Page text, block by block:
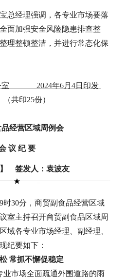
总经理强调，各专业市场要落
面加强安全风险隐患排查整
理整顿整洁，并进行常态化保
公室 2024年6月4日印发
份）
经营区域周例会
议 纪 要
】 签发人：袁波友
时30分，商贸副食品经营区域
室主持召开商贸副食品区域周
域各专业市场经理、副经理、
纪要如下：
常抓不懈促稳定
业市场全面疏通外围道路的雨